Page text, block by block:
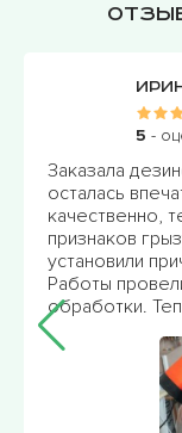
5 -
Заказала
осталась
качественно,
признаков
установили
Работы
обработки.